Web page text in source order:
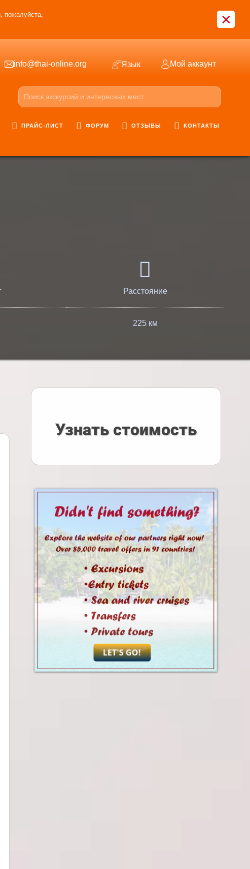
пожалуйста,
×
info@thai-online.org Язык Мой аккаунт
ПРАЙС-ЛИСТ ФОРУМ ОТЗЫВЫ КОНТАКТЫ
Расстояние
225 км
Узнать стоимость